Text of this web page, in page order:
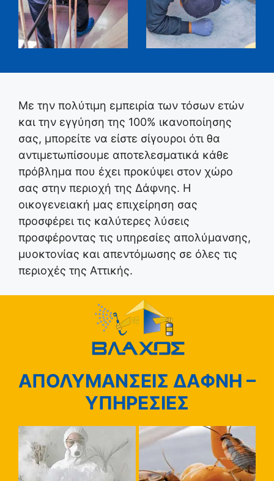
Με την πολύτιμη εμπειρία των τόσων ετών
και την εγγύηση της 100% ικανοποίησης
σας, μπορείτε να είστε σίγουροι ότι θα
αντιμετωπίσουμε αποτελεσματικά κάθε
πρόβλημα που έχει προκύψει στον χώρο
σας στην περιοχή της Δάφνης. Η
οικογενειακή μας επιχείρηση σας
προσφέρει τις καλύτερες λύσεις
προσφέροντας τις υπηρεσίες απολύμανσης,
μυοκτονίας και απεντόμωσης σε όλες τις
περιοχές της Αττικής.
ΑΠΟΛΥΜΑΝΣΕΙΣ ΔΑΦΝΗ –
ΥΠΗΡΕΣΙΕΣ